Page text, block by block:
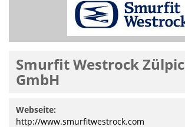
Smurfit Westrock
GmbH
Webseite:
http://www.smurfitwestrock.com